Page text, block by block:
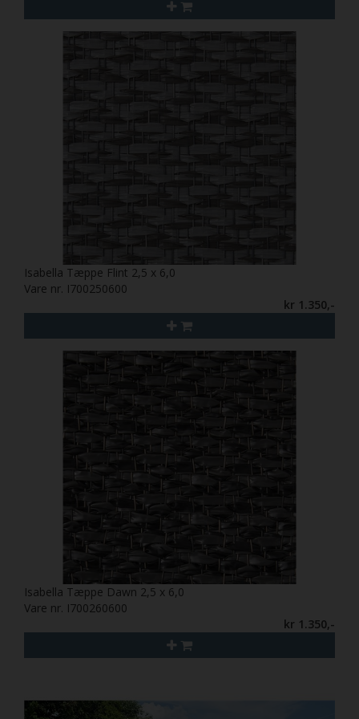
Isabella Tæppe Flint 2,5 x 6,0
Vare nr. I700250600
kr 1.350,-
Isabella Tæppe Dawn 2,5 x 6,0
Vare nr. I700260600
kr 1.350,-